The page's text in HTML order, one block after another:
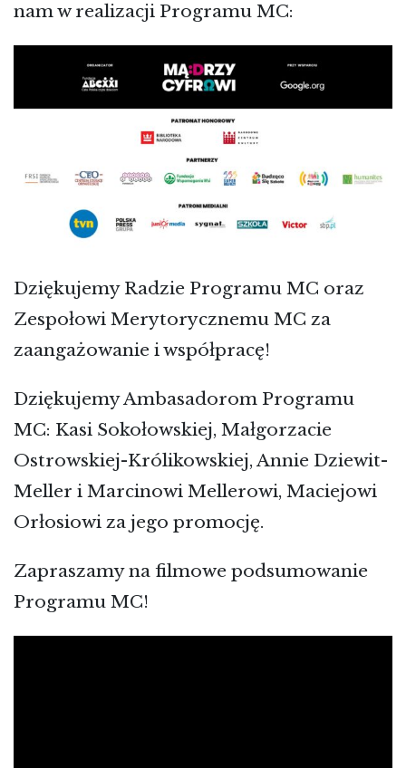
nam w realizacji Programu MC:
Dziękujemy Radzie Programu MC oraz
Zespołowi Merytorycznemu MC za
zaangażowanie i współpracę!
Dziękujemy Ambasadorom Programu
MC: Kasi Sokołowskiej, Małgorzacie
Ostrowskiej-Królikowskiej, Annie Dziewit-
Meller i Marcinowi Mellerowi, Maciejowi
Orłosiowi za jego promocję.
Zapraszamy na filmowe podsumowanie
Programu MC!